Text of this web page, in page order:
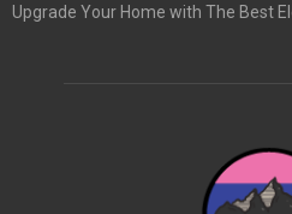
Upgrade Your Home with The Best